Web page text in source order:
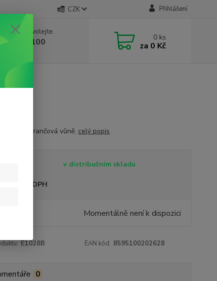
CZK Přihlášení
rady? Zavolejte.
332 100
17 hod.)
0 ks
za 0 Kč
pomerančová vůně. celý popis
v distribučním skladu
plátci DPH
Momentálně není k dispozici
E1028B EAN kód: 8595100202628
0